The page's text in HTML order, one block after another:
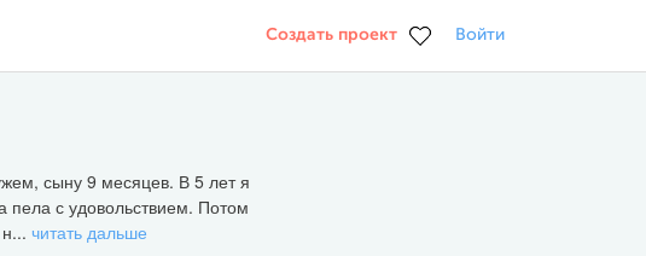
Создать проект Войти
сыну 9 месяцев. В 5 лет я
пела с удовольствием. Потом
читать дальше